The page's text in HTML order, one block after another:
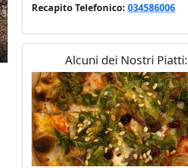
Recapito Telefonico: 034586006
Alcuni dei Nostri Piatti: